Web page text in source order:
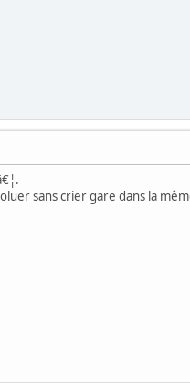
sans crier gare dans la même